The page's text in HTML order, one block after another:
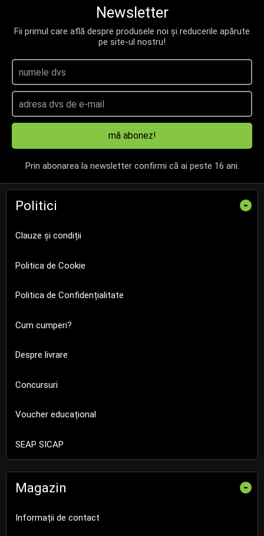
Newsletter
Fii primul care află despre produsele noi și reducerile apărute
pe site-ul nostru!
mă abonez!
Prin abonarea la newsletter confirmi că ai peste 16 ani.
Politici -
Clauze și condiții
Politica de Cookie
Politica de Confidențialitate
Cum cumperi?
Despre livrare
Concursuri
Voucher educațional
SEAP SICAP
Magazin -
Informații de contact